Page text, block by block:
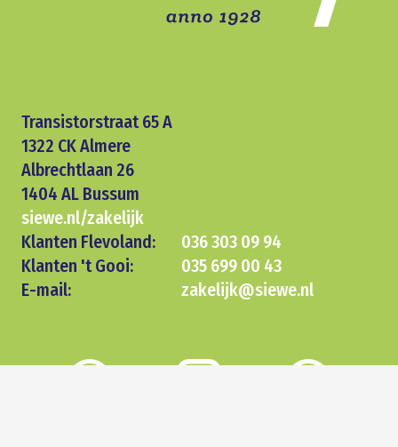
Transistorstraat 65 A
1322 CK Almere
Albrechtlaan 26
1404 AL Bussum
siewe.nl/zakelijk
Klanten Flevoland:
036 303 09 94
Klanten 't Gooi:
035 699 00 43
E-mail:
zakelijk@siewe.nl